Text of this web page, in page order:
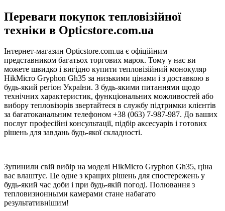
Переваги покупок тепловізійної
техніки в Opticstore.com.ua
Інтернет-магазин Opticstore.com.ua є офіційним
представником багатьох торгових марок. Тому у нас ви
можете швидко і вигідно купити тепловізійний монокуляр
HikMicro Gryphon Gh35 за низькими цінами і з доставкою в
будь-який регіон України. З будь-якими питаннями щодо
технічних характеристик, функціональних можливостей або
вибору тепловізорів звертайтеся в службу підтримки клієнтів
за багатоканальним телефоном +38 (063) 7-987-987. До ваших
послуг професійні консультації, підбір аксесуарів і готових
рішень для завдань будь-якої складності.
Зупинили свій вибір на моделі HikMicro Gryphon Gh35, ціна
вас влаштує. Це одне з кращих рішень для спостережень у
будь-який час доби і при будь-якій погоді. Полювання з
тепловизионными камерами стане набагато
результативнішим!